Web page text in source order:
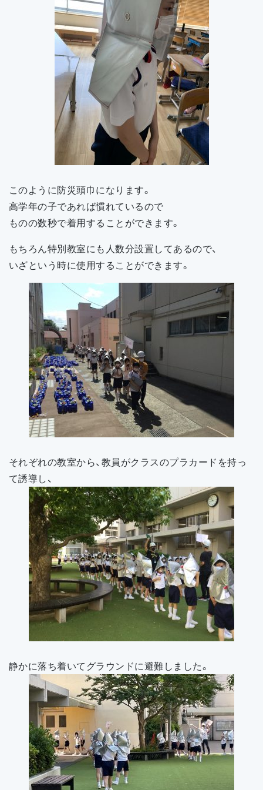
このように防災頭巾になります。
高学年の子であれば慣れているので
ものの数秒で着用することができます。
もちろん特別教室にも人数分設置してあるので、
いざという時に使用することができます。
それぞれの教室から、教員がクラスのプラカードを持っ
て誘導し、
静かに落ち着いてグラウンドに避難しました。